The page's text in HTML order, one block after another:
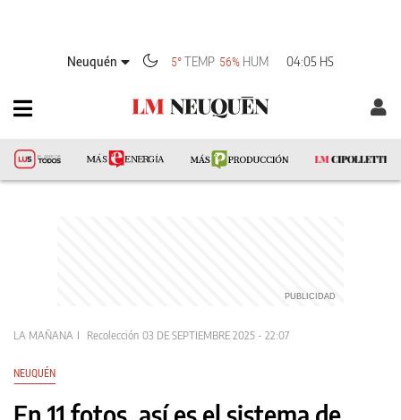
Neuquén 5° TEMP 56% HUM 04:05 HS
LA MAÑANA Recolección 03 DE SEPTIEMBRE 2025 - 22:07
NEUQUÉN